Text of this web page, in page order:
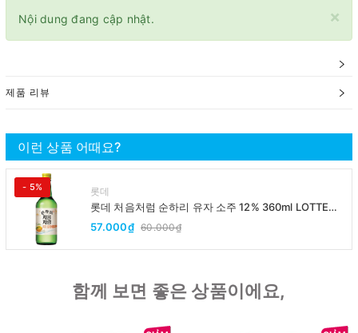
×
Nội dung đang cập nhật.
제품 리뷰
이런 상품 어때요?
- 5% 롯데
롯데 처음처럼 순하리 유자 소주 12% 360ml LOTTE
Chumchurum vi thanh yen/cam
57.000₫ 60.000₫
함께 보면 좋은 상품이에요,